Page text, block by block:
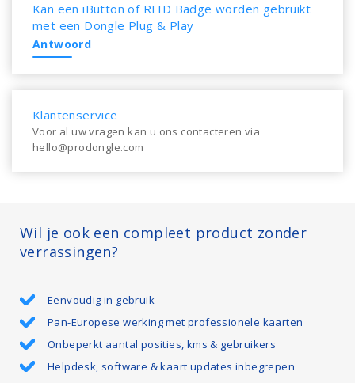
Kan een iButton of RFID Badge worden gebruikt
met een Dongle Plug & Play
Antwoord
Klantenservice
Voor al uw vragen kan u ons contacteren via
hello@prodongle.com
Wil je ook een compleet product zonder
verrassingen?
Eenvoudig in gebruik
Pan-Europese werking met professionele kaarten
Onbeperkt aantal posities, kms & gebruikers
Helpdesk, software & kaart updates inbegrepen